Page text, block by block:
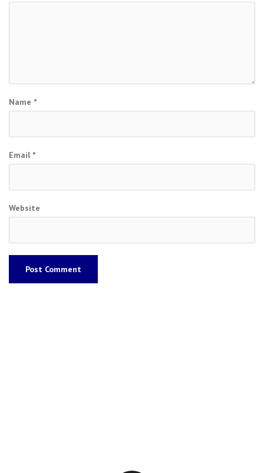
Name *
Email *
Website